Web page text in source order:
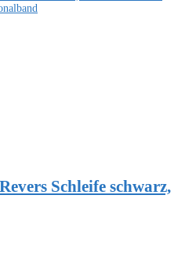
Schleife schwarz,